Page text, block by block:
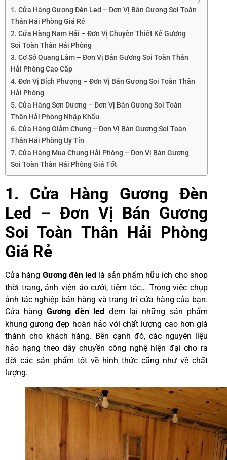
1. Cửa Hàng Gương Đèn Led – Đơn Vị Bán Gương Soi Toàn
Thân Hải Phòng Giá Rẻ
2. Cửa Hàng Nam Hải – Đơn Vị Chuyên Thiết Kế Gương
Soi Toàn Thân Hải Phòng
3. Cơ Sở Quang Lâm – Đơn Vị Bán Gương Soi Toàn Thân
Hải Phòng Cao Cấp
4. Đơn Vị Bích Phượng – Đơn Vị Bán Gương Soi Toàn Thân
Hải Phòng
5. Cửa Hàng Sơn Dương – Đơn Vị Bán Gương Soi Toàn
Thân Hải Phòng Nhập Khẩu
6. Cửa Hàng Giảm Chung – Đơn Vị Bán Gương Soi Toàn
Thân Hải Phòng Uy Tín
7. Cửa Hàng Mua Chung Hải Phòng – Đơn Vị Bán Gương
Soi Toàn Thân Hải Phòng Giá Tốt
1. Cửa Hàng Gương Đèn
Led – Đơn Vị Bán Gương
Soi Toàn Thân Hải Phòng
Giá Rẻ
Cửa hàng Gương đèn led là sản phẩm hữu ích cho shop
thời trang, ảnh viện áo cưới, tiệm tóc… Trong việc chụp
ảnh tác nghiệp bán hàng và trang trí cửa hàng của bạn.
Cửa hàng Gương đèn led
đem lại những sản phẩm
khung gương đẹp hoàn hảo với chất lượng cao hơn giá
thành cho khách hàng. Bên cạnh đó, các nguyên liệu
hảo hạng theo dây chuyền công nghệ hiện đại cho ra
đời các sản phẩm tốt về hình thức cũng như về chất
lượng.